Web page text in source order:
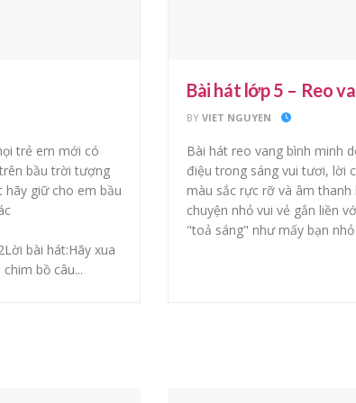
trẻ em mới có
bầu trời tượng
giữ cho em bầu
bài hát:Hãy xua
bồ câu...
Bài hát lớp 5 – Reo
BY VIET NGUYEN
Bài hát reo vang bình minh
điệu trong sáng vui tươi, lời
màu sắc rực rỡ và âm
chuyện nhỏ vui vẻ gắn liền
"toả sáng" như mấy bạn